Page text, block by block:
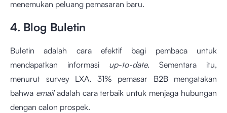
menemukan peluang pemasaran baru.
4. Blog Buletin
Buletin adalah cara efektif bagi pembaca untuk
mendapatkan informasi up-to-date. Sementara itu,
menurut survey LXA, 31% pemasar B2B mengatakan
bahwa emailadalah cara terbaik untuk menjaga hubungan
dengan calon prospek.